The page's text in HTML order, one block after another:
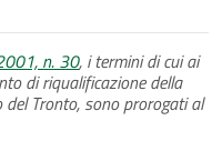
n. 30, i termini di cui ai
di riqualificazione della
del Tronto, sono prorogati al